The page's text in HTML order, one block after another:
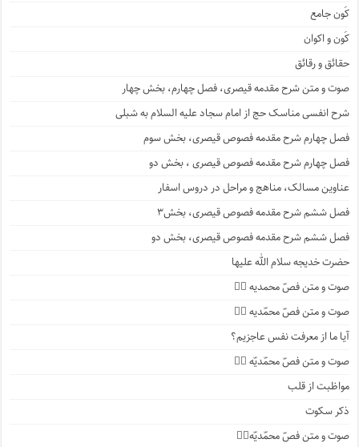
کَون جامع
کَون و اکوان
حقائق و رقائق
صوت و متن شرح مقدمه قیصری، فصل چهارم، بخش چهار
شرح انفسی مناسک حج از امام سجاد علیه السلام به شبلی
فصل چهارم شرح مقدمه فصوص قیصری، بخش سوم
فصل چهارم شرح مقدمه فصوص قیصری ، بخش دو
عناوین مسالک، مناهج و مراحل در دروس اسفار
فصل ششم شرح مقدمه فصوص قیصری، بخش۳
فصل ششم شرح مقدمه فصوص قیصری، بخش دو
حضرت خدیجه سلام الله علیها
صوت و متن فصّ محمدیه ۴️⃣
صوت و متن فصّ محمّدیه ۳️⃣
آیا ما از معرفت نفس عاجزیم؟
صوت و متن فصّ محمّدیّه ۲️⃣
مواظبت از قلب
ذکر سکوت
صوت و متن فصّ محمّدیّه۱️⃣